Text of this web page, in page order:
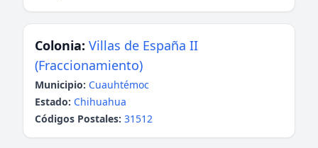
Colonia: Villas de España II
(Fraccionamiento)
Municipio: Cuauhtémoc
Estado: Chihuahua
Códigos Postales: 31512